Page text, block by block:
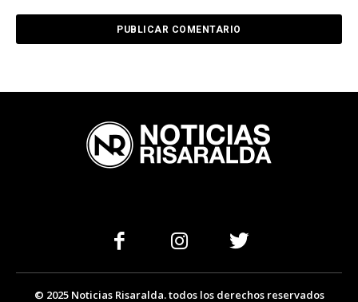
© 2025 Noticias Risaralda. todos los derechos reservados